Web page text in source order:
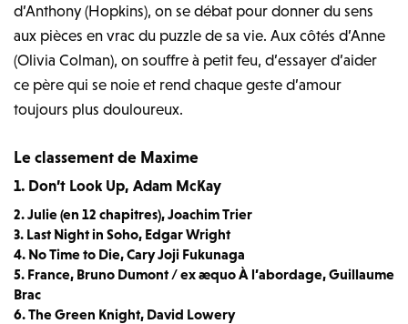
d’Anthony (Hopkins), on se débat pour donner du sens
aux pièces en vrac du puzzle de sa vie. Aux côtés d’Anne
(Olivia Colman), on souffre à petit feu, d’essayer d’aider
ce père qui se noie et rend chaque geste d’amour
toujours plus douloureux.
Le classement de Maxime
1. Don’t Look Up, Adam McKay
2. Julie (en 12 chapitres), Joachim Trier
3. Last Night in Soho, Edgar Wright
4. No Time to Die, Cary Joji Fukunaga
5. France, Bruno Dumont / ex æquo À l’abordage, Guillaume
Brac
6. The Green Knight, David Lowery